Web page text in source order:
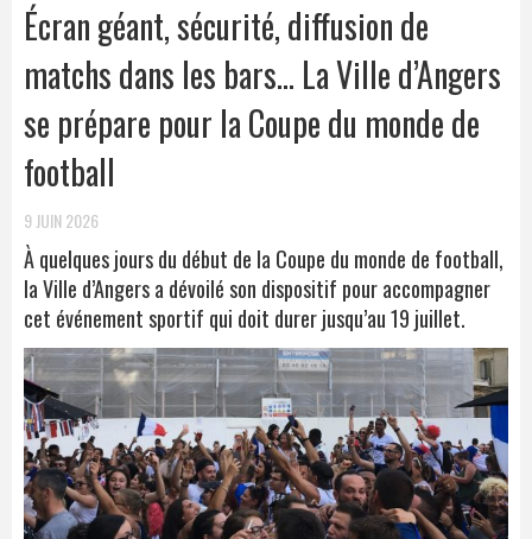
Écran géant, sécurité, diffusion de
matchs dans les bars… La Ville d’Angers
se prépare pour la Coupe du monde de
football
9 JUIN 2026
À quelques jours du début de la Coupe du monde de football,
la Ville d’Angers a dévoilé son dispositif pour accompagner
cet événement sportif qui doit durer jusqu’au 19 juillet.